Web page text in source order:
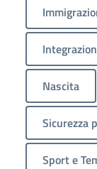
Nascita
Sicurezza
Sport e